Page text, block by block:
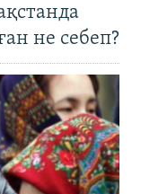
не себеп?